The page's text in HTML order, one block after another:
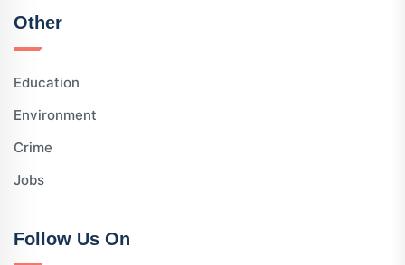
Other
Education
Environment
Crime
Jobs
Follow Us On